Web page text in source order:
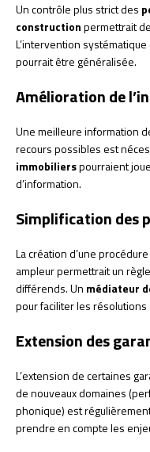
Un contrôle plus strict des
constructionpermettrait
L’intervention
pourrait être généralisée.
Amélioration de
Une meilleure information
recours possibles est
immobilierspourraient
d’information.
Simplification des
La création d’une
ampleur permettrait un
différends. Un médiateur
pour faciliter les résolutions
Extension des
L’extension de certaines
de nouveaux domaines
phonique) est
prendre en compte les